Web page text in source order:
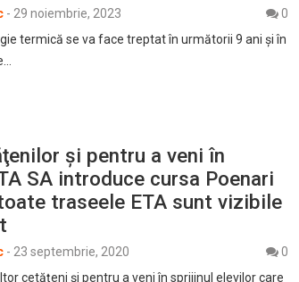
- 29 noiembrie, 2023
0
termică se va face treptat în următorii 9 ani și în
şi pentru a veni în
SA introduce cursa Poenari
traseele ETA sunt vizibile
- 23 septembrie, 2020
0
cetăţeni şi pentru a veni în sprijinul elevilor care